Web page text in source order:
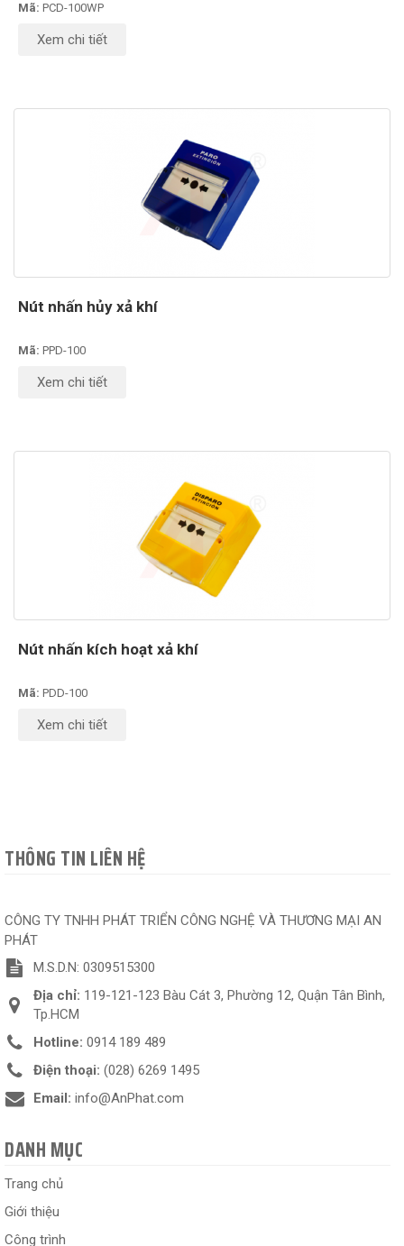
Mã: PCD-100WP
Xem chi tiết
Nút nhấn hủy xả khí
Mã: PPD-100
Xem chi tiết
Nút nhấn kích hoạt xả khí
Mã: PDD-100
Xem chi tiết
THÔNG TIN LIÊN HỆ
CÔNG TY TNHH PHÁT TRIỂN CÔNG NGHỆ VÀ THƯƠNG MẠI AN
PHÁT
M.S.D.N: 0309515300
Địa chỉ: 119-121-123 Bàu Cát 3, Phường 12, Quận Tân Bình,
Tp.HCM
Hotline: 0914 189 489
Điện thoại: (028) 6269 1495
Email: info@AnPhat.com
DANH MỤC
Trang chủ
Giới thiệu
Công trình